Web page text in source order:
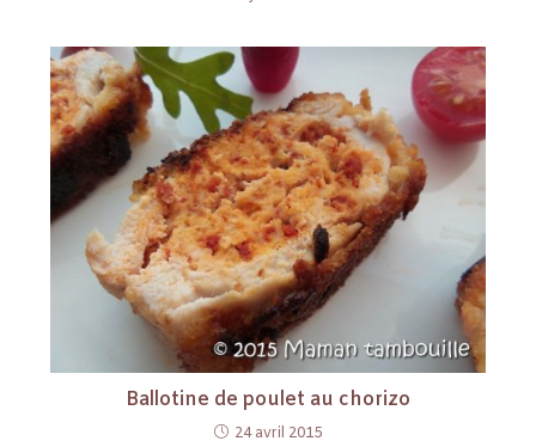
Ballotine de poulet au chorizo
24 avril 2015